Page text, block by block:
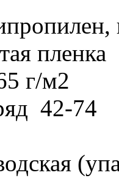
пленка
г/м2
42-74